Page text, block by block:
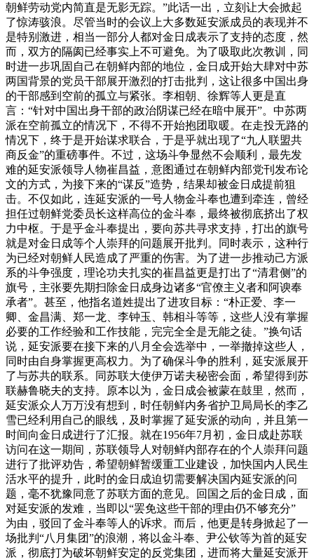
朝鲜劳动党内简直是无影无踪。”此话一出，立刻让大会掀起
了惊涛骇浪。尽管当时的会议上大多数延安派成员的表现并不
是特别激进，相当一部分人都对金日成表示了支持的态度，然
而，双方的隔阂已经事实上不可避免。为了吸取此次教训，同
时进一步巩固自己在朝鲜内部的地位，金日成开始大肆对中苏
两国背景的党员干部展开激烈的打击批判，这让很多中国出身
的干部感到空前的孤立与紧张。李相朝、徐辉等人更是直
言：“针对中国出身干部的政治阴谋已经在暗中展开”。中苏两
派在空前孤立的情况下，不得不开始抱团取暖。在走投无路的
情况下，终于是开始谋求联合，于是乎就出现了“九人联盟共
商反金”的重磅事件。不过，这场斗争显然不会顺利，最先发
难的延安派领导人物崔昌益，意图通过在朝鲜内部党刊发布论
文的方式，为接下来的“谋反”造势，结果却被金日成提前狙
击。不仅如此，连延安派的一号人物金斗奉也遭到牵连，曾经
担任过朝鲜党委员长这样高位的金斗奉，最终被彻底挤出了权
力中枢。于是乎金斗奉提出，要向苏共寻求支持，打出的旗号
就是对金日成等个人崇拜的问题展开批判。同时表示，这种行
为已经对朝鲜人民造成了严重的伤害。为了进一步推动己方派
系的斗争强度，理论功夫扎实的崔昌益更是打出了“清君侧”的
旗号，主张要先期扫除金日成身边诸多“官僚主义者和阿谀奉
承者”。甚至，他指名道姓提出了进攻目标：“朴正爱、李一
卿、金昌满、郑一龙、李钟玉、韩相斗等等，这些人没有掌握
必要的工作经验和工作技能，完完全全是无能之徒。”换句话
说，延安派要在接下来的八月全会选举中，一举撤掉这些人，
同时由自身掌握更高权力。为了确保斗争的胜利，延安派展开
了与苏共的联系。同苏联大使伊万诺夫秘密会面，希望得到苏
联赫鲁晓夫的支持。原本以为，金日成会被蒙在鼓里，然而，
延安派众人万万没有想到，时任朝鲜内务省护卫局局长的李乙
雪已经利用自己的眼线，及时掌握了延安派的动向，并且第一
时间向金日成进行了汇报。就在1956年7月初，金日成赴苏联
访问在这一期间，苏联领导人对朝鲜内部存在的个人崇拜问题
进行了批评劝告，希望朝鲜暂缓重工业建设，加快国内人民生
活水平的提升，此时的金日成迫切需要解决国内延安派的问
题，毫不犹豫同意了苏联方面的意见。回国之后的金日成，面
对延安派的发难，当即以“罢免这些干部的理由仍不够充分”
为由，驳回了金斗奉等人的诉求。而后，他更是转身掀起了一
场批判“八月集团”的浪潮，将以金斗奉、尹公钦等为首的延安
派，彻底打为破坏朝鲜安定的反党集团，进而将大量延安派开